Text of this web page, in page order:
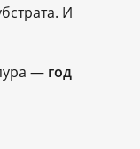
И
— год